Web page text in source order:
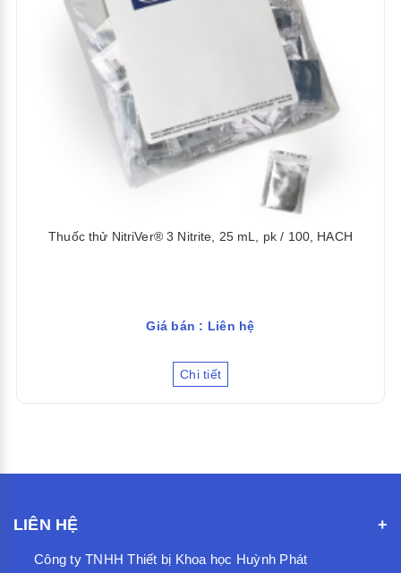
Thuốc thử NitriVer® 3 Nitrite, 25 mL, pk / 100, HACH
Giá bán : Liên hệ
Chi tiết
LIÊN HỆ
Công ty TNHH Thiết bị Khoa học Huỳnh Phát